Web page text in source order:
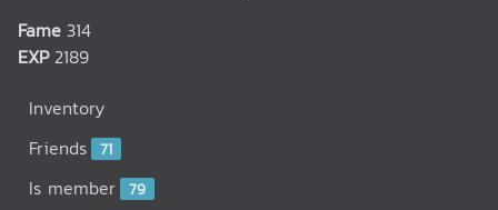
Fame 314
EXP 2189
Inventory
Friends 71
Is member 79